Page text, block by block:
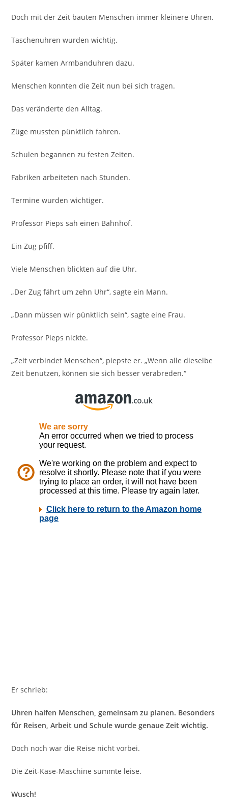
Doch mit der Zeit bauten Menschen immer kleinere Uhren.
Taschenuhren wurden wichtig.
Später kamen Armbanduhren dazu.
Menschen konnten die Zeit nun bei sich tragen.
Das veränderte den Alltag.
Züge mussten pünktlich fahren.
Schulen begannen zu festen Zeiten.
Fabriken arbeiteten nach Stunden.
Termine wurden wichtiger.
Professor Pieps sah einen Bahnhof.
Ein Zug pfiff.
Viele Menschen blickten auf die Uhr.
„Der Zug fährt um zehn Uhr“, sagte ein Mann.
„Dann müssen wir pünktlich sein“, sagte eine Frau.
Professor Pieps nickte.
„Zeit verbindet Menschen“, piepste er. „Wenn alle dieselbe
Zeit benutzen, können sie sich besser verabreden.“
Er schrieb:
Uhren halfen Menschen, gemeinsam zu planen. Besonders
für Reisen, Arbeit und Schule wurde genaue Zeit wichtig.
Doch noch war die Reise nicht vorbei.
Die Zeit-Käse-Maschine summte leise.
Wusch!